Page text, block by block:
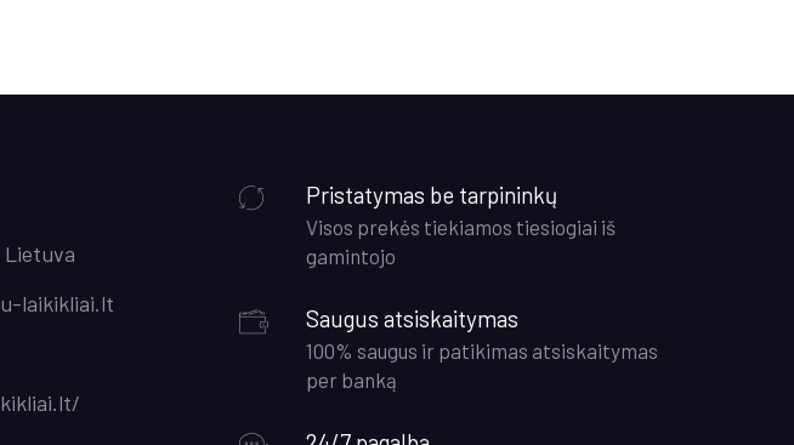
Lietuva
laikikliai.lt
Pristatymas be tarpininkų
Visos prekės tiekiamos tiesiogiai iš
gamintojo
Saugus atsiskaitymas
100% saugus ir patikimas atsiskaitymas
per banką